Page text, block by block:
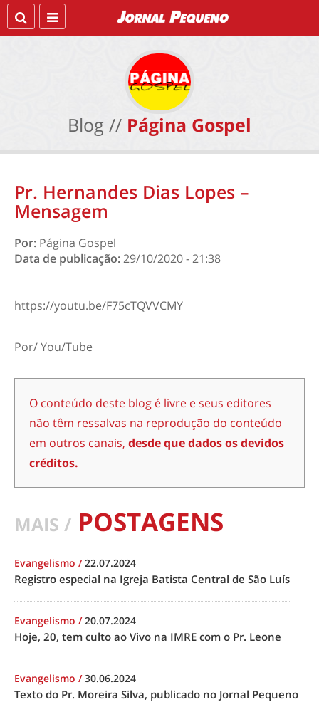
Blog // Página Gospel
Pr. Hernandes Dias Lopes –
Mensagem
Por: Página Gospel
Data de publicação:29/10/2020 - 21:38
https://youtu.be/F75cTQVVCMY
Por/ You/Tube
O conteúdo deste blog é livre e seus editores
não têm ressalvas na reprodução do conteúdo
em outros canais, desde que dados os devidos
créditos.
MAIS / POSTAGENS
Evangelismo /22.07.2024
Registro especial na Igreja Batista Central de São Luís
Evangelismo /20.07.2024
Hoje, 20, tem culto ao Vivo na IMRE com o Pr. Leone
Evangelismo /30.06.2024
Texto do Pr. Moreira Silva, publicado no Jornal Pequeno